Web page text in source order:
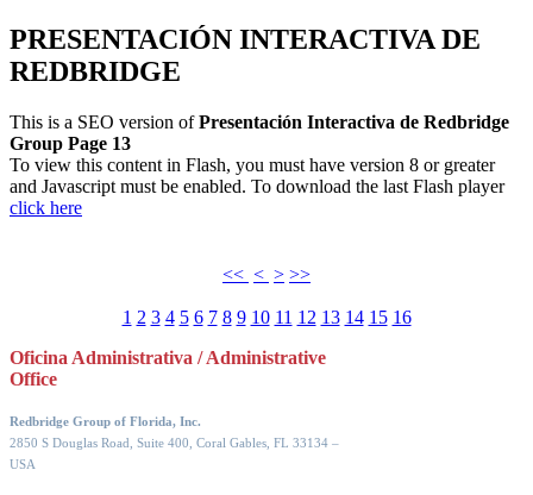
PRESENTACIÓN INTERACTIVA DE
REDBRIDGE
This is a SEO version ofPresentación Interactiva de Redbridge
Group Page 13
To view this content in Flash, you must have version 8 or greater
and Javascript must be enabled. To download the last Flash player
click here
<< < > >>
1 2 3 4 5 6 7 8 9 10 11 12 13 14 15 16
Oficina Administrativa / Administrative
Office
Redbridge Group of Florida, Inc.
2850 S Douglas Road, Suite 400, Coral Gables, FL 33134 –
USA